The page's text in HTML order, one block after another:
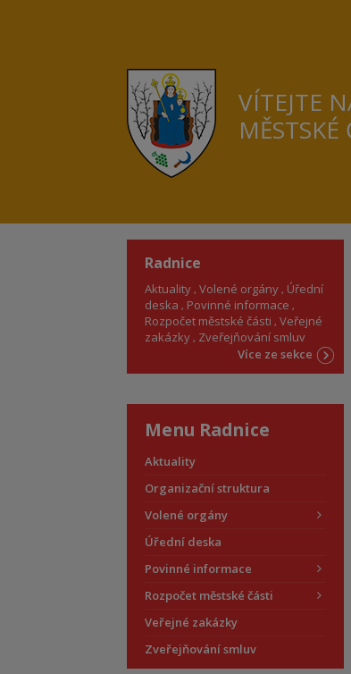
VÍTEJTE
Radnice
Aktuality Volené orgány Úřední
deska
Povinné informace
Rozpočet městské části Veřejné
zakázky Zveřejňování smluv
Více ze sekce
Menu Radnice
Aktuality
Organizační struktura
Volené orgány
Úřední deska
Povinné informace
Rozpočet městské části
Veřejné zakázky
Zveřejňování smluv